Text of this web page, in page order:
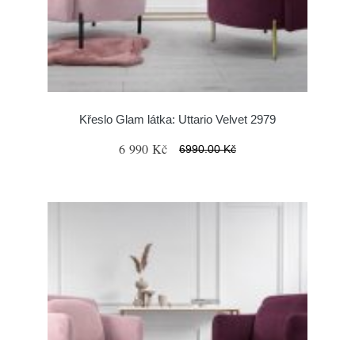
Křeslo Glam látka: Uttario Velvet 2979
6 990 Kč 6990.00 Kč